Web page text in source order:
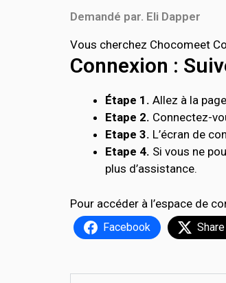
Demandé par. Eli Dapper
Vous cherchez Chocomeet
Connexion :
Étape 1. Allez à la
Etape 2. Connectez-
Etape 3. L’écran de
Etape 4. Si vous ne
plus d’assistance.
Pour accéder à l’espace de
Facebook